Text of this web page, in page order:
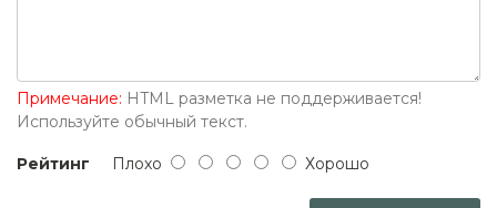
Примечание: HTML разметка не поддерживается!
Используйте обычный текст.
Рейтинг Плохо Хорошо